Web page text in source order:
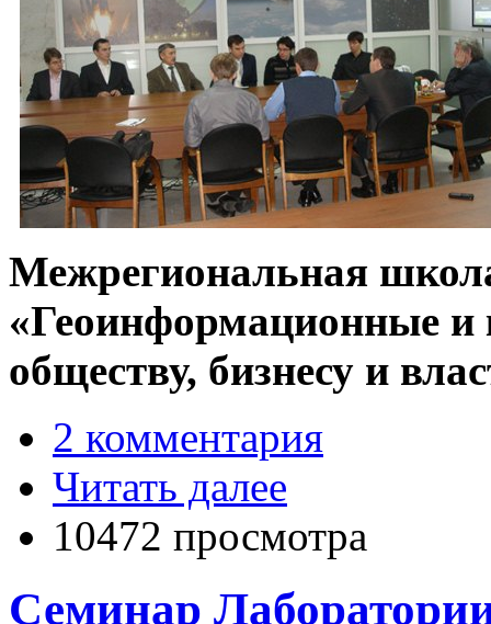
Межрегиональная
«Геоинформационные и
обществу, бизнесу и
2 комментария
Читать далее
10472 просмотра
Семинар